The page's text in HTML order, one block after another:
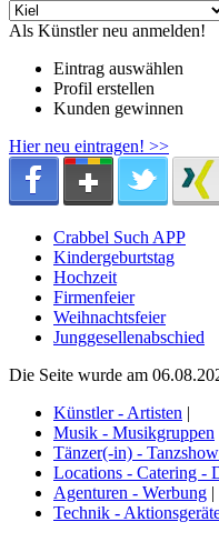
Als Künstler neu anmelden!
Eintrag auswählen
Profil erstellen
Kunden gewinnen
Hier neu eintragen! >>
Crabbel Such APP
Kindergeburtstag
Hochzeit
Firmenfeier
Weihnachtsfeier
Junggesellenabschied
Die Seite wurde am
Künstler - Artisten |
Musik - Musikgruppen
Tänzer(-in) -
Locations - Catering -
Agenturen - Werbung |
Technik -